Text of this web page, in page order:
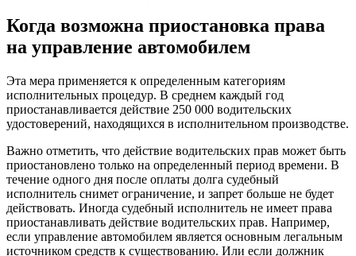
Когда возможна приостановка права
на управление автомобилем
Эта мера применяется к определенным категориям
исполнительных процедур. В среднем каждый год
приостанавливается действие 250 000 водительских
удостоверений, находящихся в исполнительном производстве.
Важно отметить, что действие водительских прав может быть
приостановлено только на определенный период времени. В
течение одного дня после оплаты долга судебный
исполнитель снимет ограничение, и запрет больше не будет
действовать. Иногда судебный исполнитель не имеет права
приостанавливать действие водительских прав. Например,
если управление автомобилем является основным легальным
источником средств к существованию. Или если должник